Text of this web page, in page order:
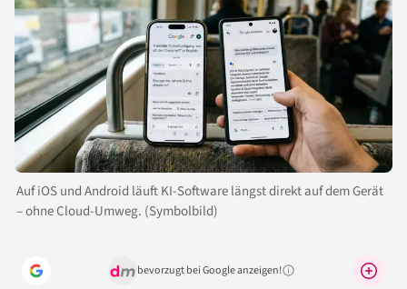
Auf iOS und Android läuft KI-Software längst direkt auf dem Gerät
– ohne Cloud-Umweg. (Symbolbild)
bevorzugt bei Google anzeigen!Warum lohnt sich das?